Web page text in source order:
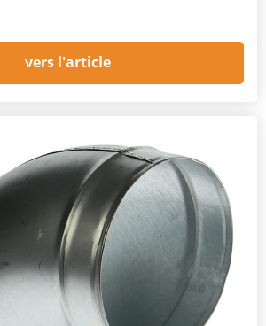
vers l'article